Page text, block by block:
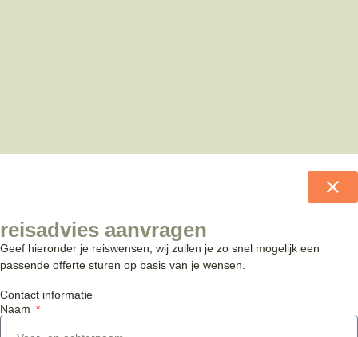
reisadvies aanvragen
Geef hieronder je reiswensen, wij zullen je zo snel mogelijk een
passende offerte sturen op basis van je wensen.
Contact informatie
Naam